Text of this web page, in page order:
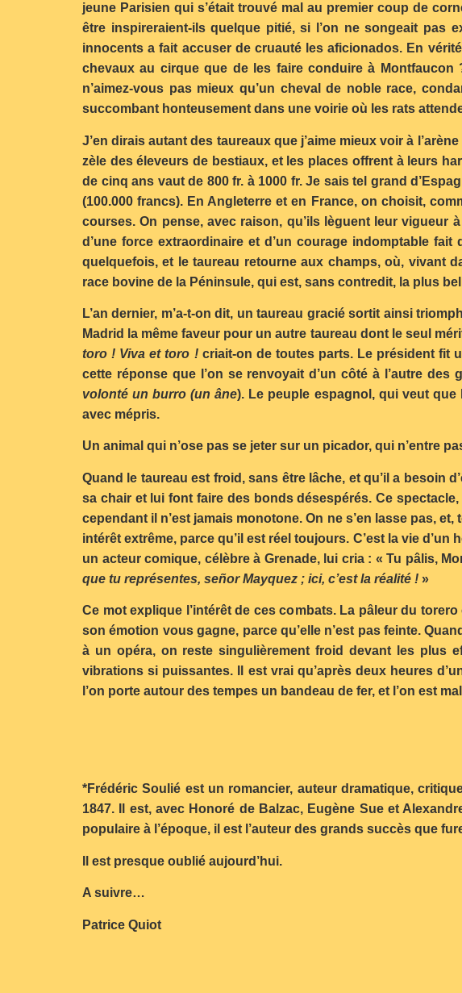
jeune Parisien qui s’était trouvé mal au premier coup de
être inspireraient-ils quelque pitié, si l’on ne songeait pas
innocents a fait accuser de cruauté les aficionados. En
chevaux au cirque que de les faire conduire à
n’aimez-vous pas mieux qu’un cheval de noble race,
succombant honteusement dans une voirie où les rats
J’en dirais autant des taureaux que j’aime mieux voir à
zèle des éleveurs de bestiaux, et les places offrent à leurs
de cinq ans vaut de 800 fr. à 1000 fr. Je sais tel grand
(100.000 francs). En Angleterre et en France, on choisit,
courses. On pense, avec raison, qu’ils lèguent leur vigueur
d’une force extraordinaire et d’un courage indomptable
quelquefois, et le taureau retourne aux champs, où, vivant
race bovine de la Péninsule, qui est, sans contredit, la plus
L’an dernier, m’a-t-on dit, un taureau gracié sortit ainsi
Madrid la même faveur pour un autre taureau dont le seul
toro ! Viva et toro !criait-on de toutes parts. Le président fit
cette réponse que l’on se renvoyait d’un côté à l’autre des
volonté un burro (un âne). Le peuple espagnol, qui veut
avec mépris.
Un animal qui n’ose pas se jeter sur un picador, qui n’entre
Quand le taureau est froid, sans être lâche, et qu’il a besoin
sa chair et lui font faire des bonds désespérés. Ce
cependant il n’est jamais monotone. On ne s’en lasse pas,
intérêt extrême, parce qu’il est réel toujours. C’est la vie
un acteur comique, célèbre à Grenade, lui cria : « Tu pâlis,
que tu représentes, señor Mayquez ; ici, c’est la réalité ! »
Ce mot explique l’intérêt de ces combats. La pâleur du
son émotion vous gagne, parce qu’elle n’est pas feinte.
à un opéra, on reste singulièrement froid devant les plus
vibrations si puissantes. Il est vrai qu’après deux heures
l’on porte autour des tempes un bandeau de fer, et l’on est
*Frédéric Soulié est un romancier, auteur dramatique,
1847. Il est, avec Honoré de Balzac, Eugène Sue et
populaire à l’époque, il est l’auteur des grands succès que
Il est presque oublié aujourd’hui.
A suivre…
Patrice Quiot